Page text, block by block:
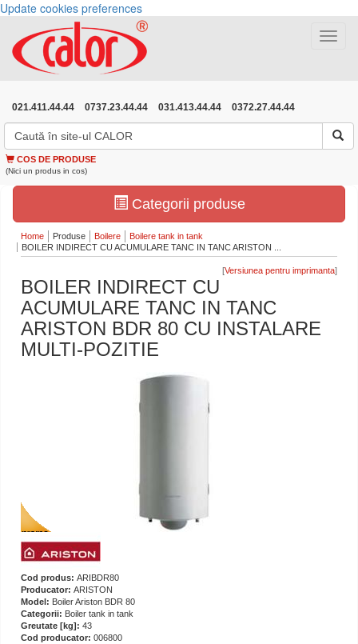
Update cookies preferences
Toggle
021.411.44.44 0737.23.44.44 031.413.44.44 0372.27.44.44
COS DE PRODUSE
(Nici un produs in cos)
Categorii produse
Home Produse Boilere
Boilere tank in tank
BOILER INDIRECT CU ACUMULARE TANC IN TANC ARISTON ...
[ ]
BOILER INDIRECT CU
ACUMULARE TANC IN TANC
ARISTON BDR 80 CU INSTALARE
MULTI-POZITIE
Cod produs: ARIBDR80
Producator: ARISTON
Model: Boiler Ariston BDR 80
Categorii: Boiler tank in tank
Greutate [kg]: 43
Cod producator: 006800